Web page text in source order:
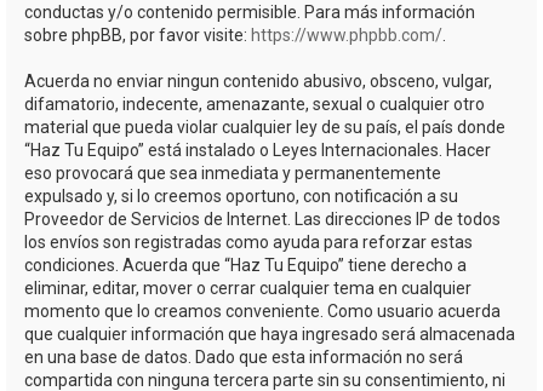
conductas y/o contenido permisible. Para más información
sobre phpBB, por favor visite: https://www.phpbb.com/
Acuerda no enviar ningun contenido abusivo, obsceno, vulgar,
difamatorio, indecente, amenazante, sexual o cualquier otro
material que pueda violar cualquier ley de su país, el país donde
“Haz Tu Equipo” está instalado o Leyes Internacionales. Hacer
eso provocará que sea inmediata y permanentemente
expulsado y, si lo creemos oportuno, con notificación a su
Proveedor de Servicios de Internet. Las direcciones IP de todos
los envíos son registradas como ayuda para reforzar estas
condiciones. Acuerda que “Haz Tu Equipo” tiene derecho a
eliminar, editar, mover o cerrar cualquier tema en cualquier
momento que lo creamos conveniente. Como usuario acuerda
que cualquier información que haya ingresado será almacenada
en una base de datos. Dado que esta información no será
compartida con ninguna tercera parte sin su consentimiento, ni